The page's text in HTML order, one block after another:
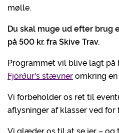
mølle.
Du skal muge ud efter
på 500 kr. fra Skive Trav.
Programmet vil blive lagt på
Fjörður's stævneromkring en
Vi forbeholder os ret til
aflysninger af klasser ved for
Vi glæder os til at se jer – og